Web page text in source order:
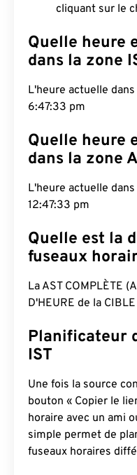
cliquant sur le
Quelle heure
dans la zone
L'heure actuelle
6:47:34 pm
Quelle heure
dans la zone
L'heure actuelle
12:47:34 pm
Quelle est la
fuseaux
La AST COMPLÈTE
D'HEURE de la
Planificateur
IST
Une fois la source
bouton « Copier le
horaire avec un ami
simple permet de
fuseaux horaires